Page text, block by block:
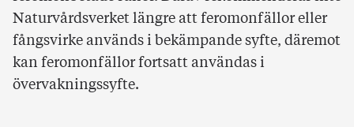
Naturvårdsverket längre att feromonfällor eller
fångsvirke används i bekämpande syfte, däremot
kan feromonfällor fortsatt användas i
övervakningssyfte.